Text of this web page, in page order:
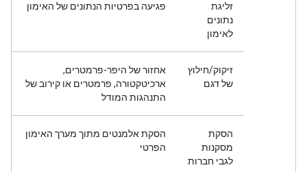
זליגת
נתונים
לאימון
פגיעה בפרטיות הנתונים של האימון
זיקוק/חילוץ
של דגם
אחזור של היפר-פרמטרים,
ארכיטקטורה, פרמטרים או קירוב של
התנהגות המודל
הסקת
מסקנות
לגבי חברות
הסקת אלמנטים מתוך מערך האימון
הפרטי